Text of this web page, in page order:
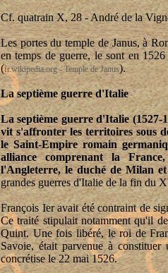
Cf. quatrain X, 28 - André de la
Les portes du temple de Janus, à
en temps de guerre, le sont en
(fr.wikipedia.org - Temple de Janus).
La septième guerre d'Italie
La septième guerre d'Italie (1527-
vit s'affronter les territoires sous
le Saint-Empire romain
alliance comprenant la
l'Angleterre, le duché de Milan
grandes guerres d'Italie de la fin du
François Ier avait été contraint de
Ce traité stipulait notamment qu'il
Quint. Une fois libéré, le roi de
Savoie, était parvenue à
concrétise le 22 mai 1526.